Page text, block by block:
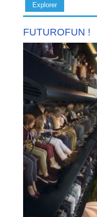
Explorer
FUTUROFUN !